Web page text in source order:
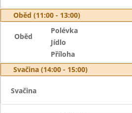
Oběd (11:00 - 13:00)
Oběd
Polévka
Jídlo
Příloha
Svačina (14:00 - 15:00)
Svačina